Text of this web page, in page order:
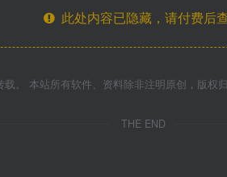
此处内容已隐藏，请付费后
。 本站所有软件、资料除非注明原创，版权
THE END